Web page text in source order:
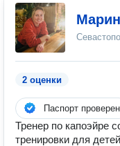
2 оценки
Паспорт проверен
Тренер по капоэйре
тренировки для